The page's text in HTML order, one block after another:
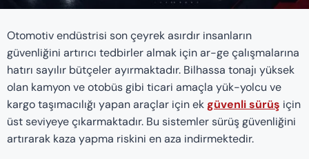
Otomotiv endüstrisi son çeyrek asırdır insanların
güvenliğini artırıcı tedbirler almak için ar-ge çalışmalarına
hatırı sayılır bütçeler ayırmaktadır. Bilhassa tonajı yüksek
olan kamyon ve otobüs gibi ticari amaçla yük-yolcu ve
kargo taşımacılığı yapan araçlar için ekgüvenli sürüş için
üst seviyeye çıkarmaktadır. Bu sistemler sürüş güvenliğini
artırarak kaza yapma riskini en aza indirmektedir.